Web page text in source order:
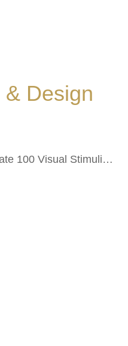
Design
100 Visual Stimuli…